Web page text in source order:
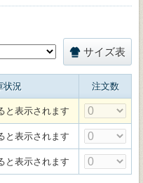
サイズ表
状況 注文数
と表示されます
と表示されます
と表示されます